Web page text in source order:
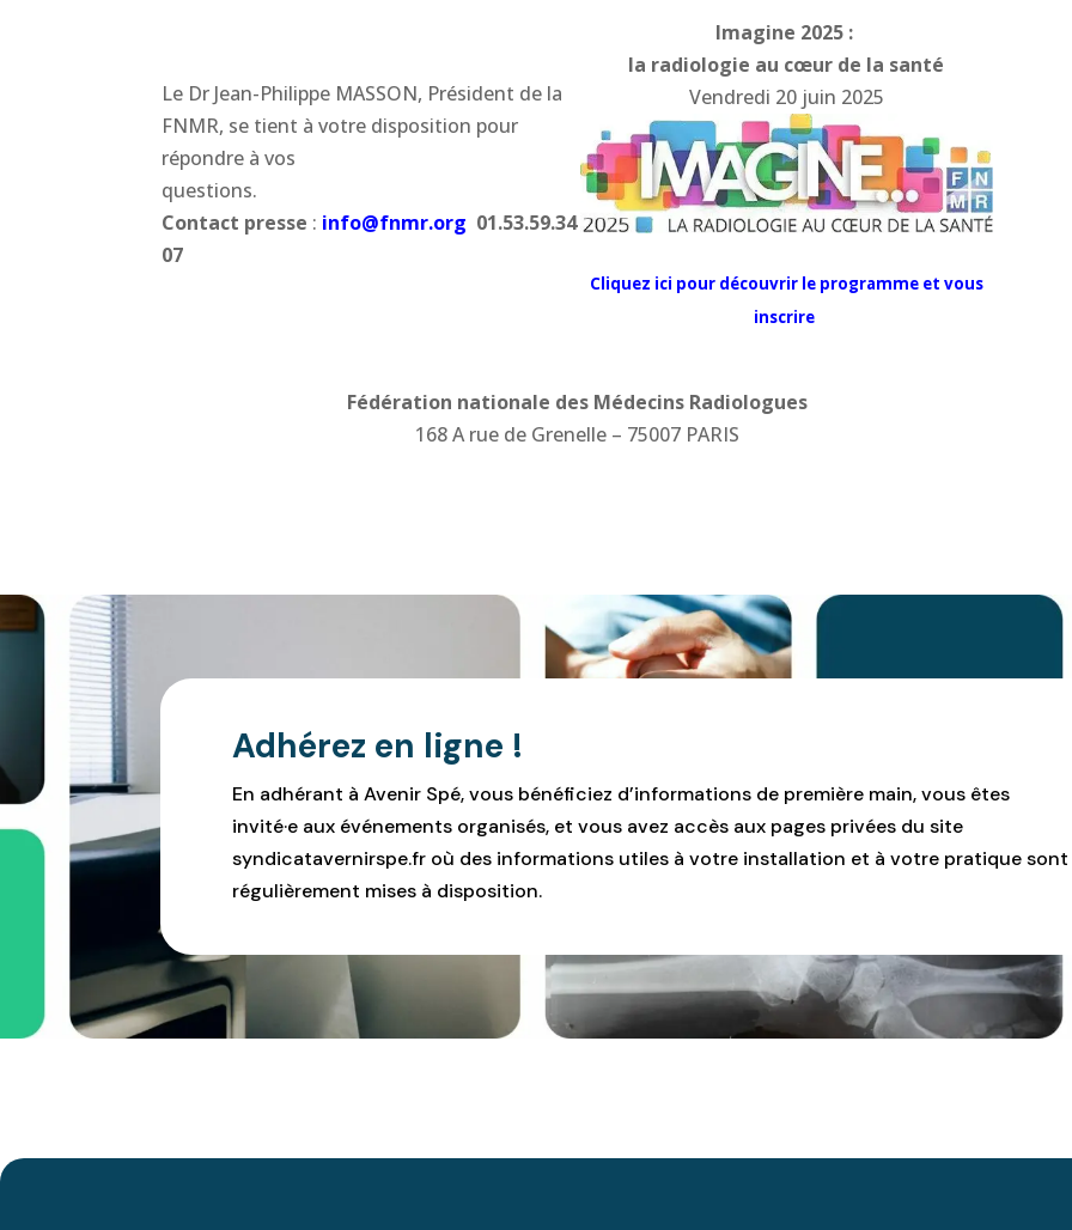
Le Dr Jean-Philippe MASSON, Président de la
FNMR, se tient à votre disposition pour
répondre à vos
questions.
Contact presse : info@fnmr.org 01.53.59.34
07
Imagine 2025 :
la radiologie au cœur de la santé
Vendredi 20 juin 2025
Cliquez ici pour découvrir le programme et vous
inscrire
Fédération nationale des Médecins Radiologues
168 A rue de Grenelle – 75007 PARIS
Adhérez en ligne !
En adhérant à Avenir Spé, vous bénéficiez d’informations de première main, vous êtes
invité·e aux événements organisés, et vous avez accès aux pages privées du site
syndicatavernirspe.fr où des informations utiles à votre installation et à votre pratique sont
régulièrement mises à disposition.